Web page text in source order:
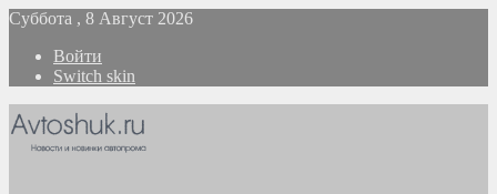
Суббота , 8 Август 2026
Войти
Switch skin